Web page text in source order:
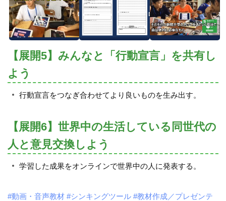
【展開5】みんなと「行動宣言」を共有し
よう
行動宣言をつなぎ合わせてより良いものを生み出す。
【展開6】世界中の生活している同世代の
人と意見交換しよう
学習した成果をオンラインで世界中の人に発表する。
#動画・音声教材 #シンキングツール #教材作成／プレゼンテ